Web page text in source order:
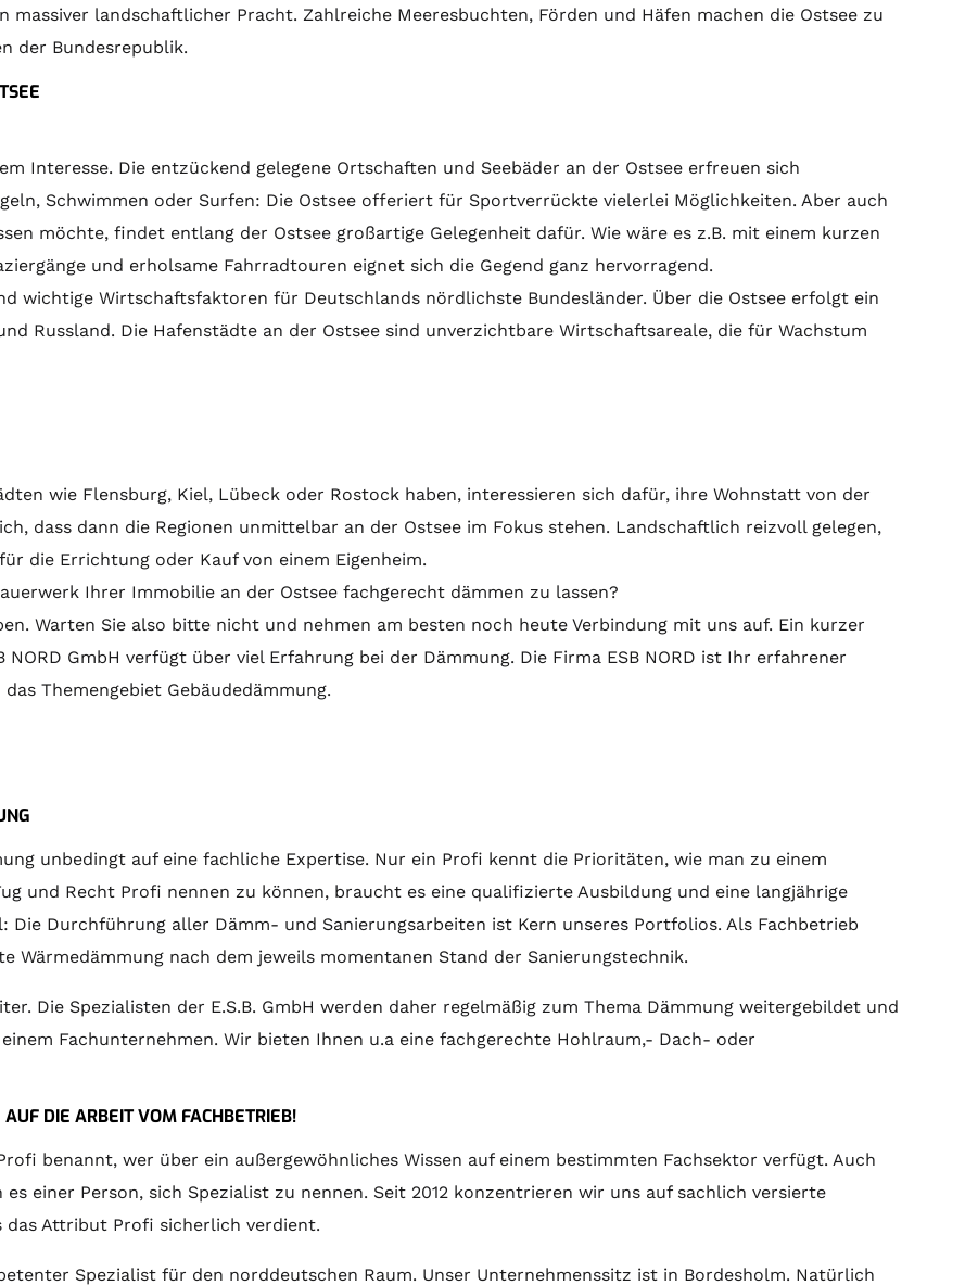
massiver landschaftlicher Pracht. Zahlreiche Meeresbuchten, Förden und Häfen machen die Ostsee zu
der Bundesrepublik.
Interesse. Die entzückend gelegene Ortschaften und Seebäder an der Ostsee erfreuen sich
Schwimmen oder Surfen: Die Ostsee offeriert für Sportverrückte vielerlei Möglichkeiten. Aber auch
möchte, findet entlang der Ostsee großartige Gelegenheit dafür. Wie wäre es z.B. mit einem kurzen
und erholsame Fahrradtouren eignet sich die Gegend ganz hervorragend.
wichtige Wirtschaftsfaktoren für Deutschlands nördlichste Bundesländer. Über die Ostsee erfolgt ein
Russland. Die Hafenstädte an der Ostsee sind unverzichtbare Wirtschaftsareale, die für Wachstum
wie Flensburg, Kiel, Lübeck oder Rostock haben, interessieren sich dafür, ihre Wohnstatt von der
dass dann die Regionen unmittelbar an der Ostsee im Fokus stehen. Landschaftlich reizvoll gelegen,
die Errichtung oder Kauf von einem Eigenheim.
Ihrer Immobilie an der Ostsee fachgerecht dämmen zu lassen?
Warten Sie also bitte nicht und nehmen am besten noch heute Verbindung mit uns auf. Ein kurzer
NORD GmbH verfügt über viel Erfahrung bei der Dämmung. Die Firma ESB NORD ist Ihr erfahrener
Themengebiet Gebäudedämmung.
unbedingt auf eine fachliche Expertise. Nur ein Profi kennt die Prioritäten, wie man zu einem
und Recht Profi nennen zu können, braucht es eine qualifizierte Ausbildung und eine langjährige
Die Durchführung aller Dämm- und Sanierungsarbeiten ist Kern unseres Portfolios. Als Fachbetrieb
Wärmedämmung nach dem jeweils momentanen Stand der Sanierungstechnik.
Die Spezialisten der E.S.B. GmbH werden daher regelmäßig zum Thema Dämmung weitergebildet und
Fachunternehmen. Wir bieten Ihnen u.a eine fachgerechte Hohlraum,- Dach- oder
DIE ARBEIT VOM FACHBETRIEB!
benannt, wer über ein außergewöhnliches Wissen auf einem bestimmten Fachsektor verfügt. Auch
einer Person, sich Spezialist zu nennen. Seit 2012 konzentrieren wir uns auf sachlich versierte
das Attribut Profi sicherlich verdient.
Spezialist für den norddeutschen Raum. Unser Unternehmenssitz ist in Bordesholm. Natürlich